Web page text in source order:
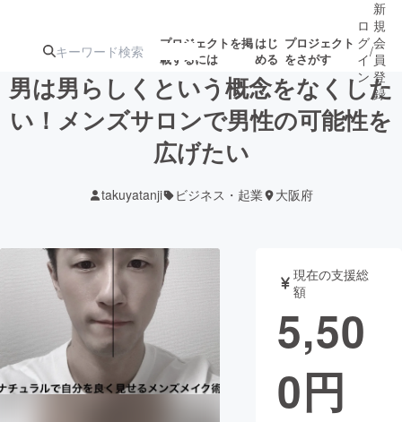
プロジェクトを掲
載するには
はじ
める
プロジェクト
をさがす
注目の新着プロ募集終了が近いプ
テクノロジー・ガジェット
映像・映画 書籍・雑誌
ビジネス・起業 チャレンジ
ロ
グ
イ
ン
/
新
規
会
員
登
録
男は男らしくという概念をなくした
い！メンズサロンで男性の可能性を
広げたい
takuyatanji ビジネス・起業 大阪府
現在の支援総
額
5,50
0円